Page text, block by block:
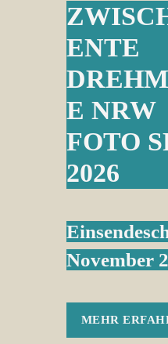
ENTE
E NRW
FOTO
2026
November
MEHR